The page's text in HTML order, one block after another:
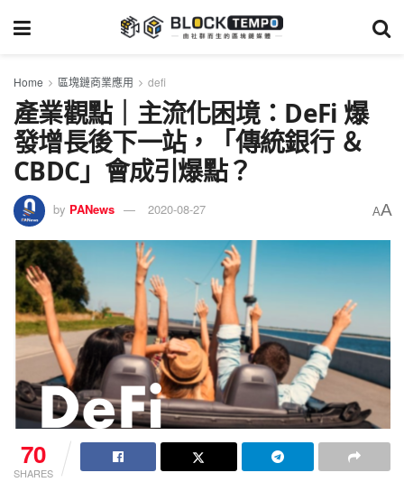
Home 區塊鏈商業應用 defi
產業觀點｜主流化困境：DeFi 爆
發增長後下一站，「傳統銀行 ＆
CBDC」會成引爆點？
by PANews 2020-08-27 AA
70
SHARES